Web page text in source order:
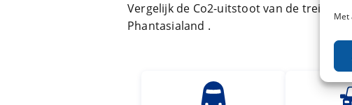
Met
Vergelijk de Co2-uitstoot van de trein, de
Phantasialand .